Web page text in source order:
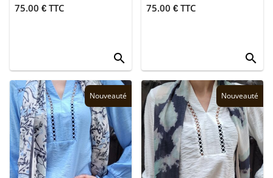
> Gilets
> Jean's
> Jupes
> Pantalons
75.00 € TTC
search
75.00 € TTC
search
Nouveauté Nouveauté